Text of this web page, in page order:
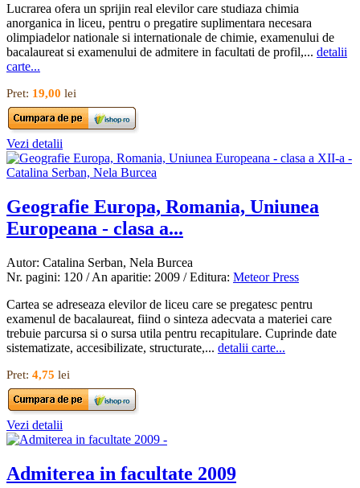
Lucrarea ofera un sprijin real elevilor care studiaza chimia
anorganica in liceu, pentru o pregatire suplimentara necesara
olimpiadelor nationale si internationale de chimie, examenului de
bacalaureat si examenului de admitere in facultati de profil,... detalii
carte...
Pret: 19,00 lei
Vezi detalii
Geografie Europa, Romania, Uniunea
Europeana - clasa a...
Autor: Catalina Serban, Nela Burcea
Nr. pagini: 120 / An aparitie: 2009 / Editura: Meteor Press
Cartea se adreseaza elevilor de liceu care se pregatesc pentru
examenul de bacalaureat, fiind o sinteza adecvata a materiei care
trebuie parcursa si o sursa utila pentru recapitulare. Cuprinde date
sistematizate, accesibilizate, structurate,... detalii carte...
Pret: 4,75 lei
Vezi detalii
Admiterea in facultate 2009